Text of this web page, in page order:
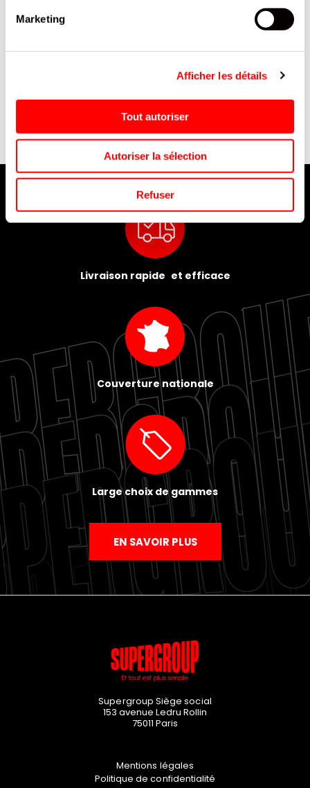
Marketing
Afficher les détails
Tout autoriser
Autoriser la sélection
Refuser
TPE SANS BPA 48G
Livraison rapide et efficace
Couverture nationale
Large choix de gammes
EN SAVOIR PLUS
Supergroup Siège social
153 avenue Ledru Rollin
75011 Paris
Mentions légales
Politique de confidentialité